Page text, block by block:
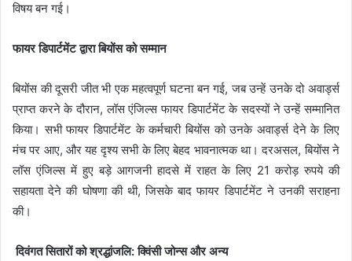
विषय बन गई।
फायर डिपार्टमेंट द्वारा बियोंस को सम्मान
बियोंस की दूसरी जीत भी एक महत्वपूर्ण घटना बन गई, जब उन्हें उनके दो अवार्ड्स
प्राप्त करने के दौरान, लॉस एंजिल्स फायर डिपार्टमेंट के सदस्यों ने उन्हें सम्मानित
किया। सभी फायर डिपार्टमेंट के कर्मचारी बियोंस को उनके अवार्ड्स देने के लिए
मंच पर आए, और यह दृश्य सभी के लिए बेहद भावनात्मक था। दरअसल, बियोंस ने
लॉस एंजिल्स में हुए बड़े आगजनी हादसे में राहत के लिए 21 करोड़ रुपये की
सहायता देने की घोषणा की थी, जिसके बाद फायर डिपार्टमेंट ने उनकी सराहना
की।
दिवंगत सितारों को श्रद्धांजलि: क्विंसी जोन्स और अन्य